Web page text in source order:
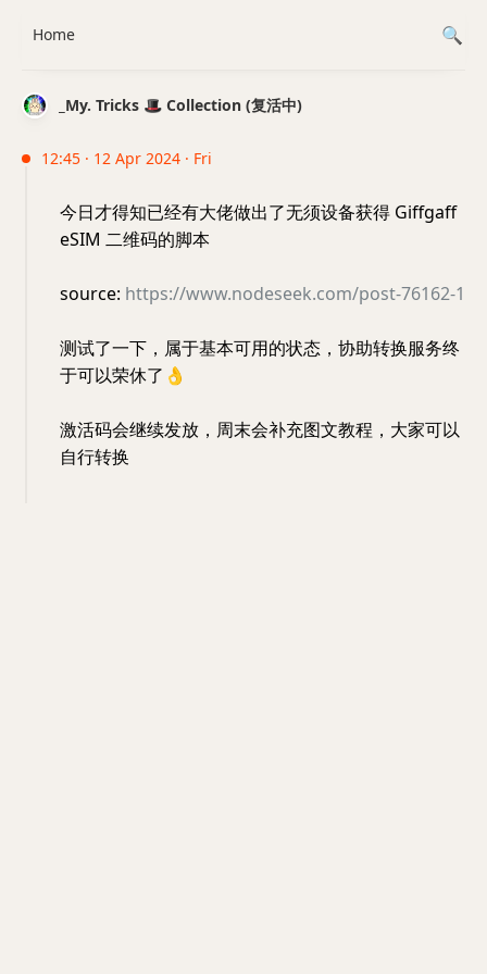
_My. Tricks 🎩 Collection (复活中)
12:45 · 12 Apr 2024 · Fri
今日才得知已经有大佬做出了无须设备获得 Giffgaff
eSIM 二维码的脚本
source: https://www.nodeseek.com/post-76162-1
测试了一下，属于基本可用的状态，协助转换服务终
于可以荣休了 👌
激活码会继续发放，周末会补充图文教程，大家可以
自行转换
Home